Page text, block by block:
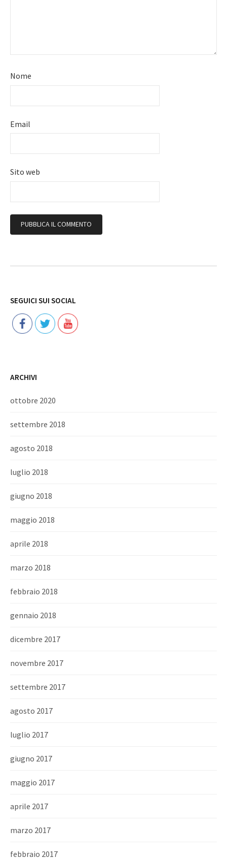
Nome
Email
Sito web
SEGUICI SUI SOCIAL
ARCHIVI
ottobre 2020
settembre 2018
agosto 2018
luglio 2018
giugno 2018
maggio 2018
aprile 2018
marzo 2018
febbraio 2018
gennaio 2018
dicembre 2017
novembre 2017
settembre 2017
agosto 2017
luglio 2017
giugno 2017
maggio 2017
aprile 2017
marzo 2017
febbraio 2017